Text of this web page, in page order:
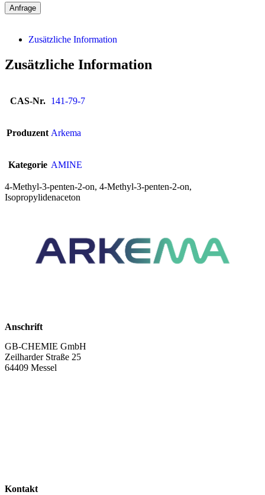
Anfrage
Zusätzliche Information
Zusätzliche Information
CAS-Nr. 141-79-7
Produzent Arkema
Kategorie AMINE
4-Methyl-3-penten-2-on, 4-Methyl-3-penten-2-on,
Isopropylidenaceton
Anschrift
GB-CHEMIE GmbH
Zeilharder Straße 25
64409 Messel
Kontakt